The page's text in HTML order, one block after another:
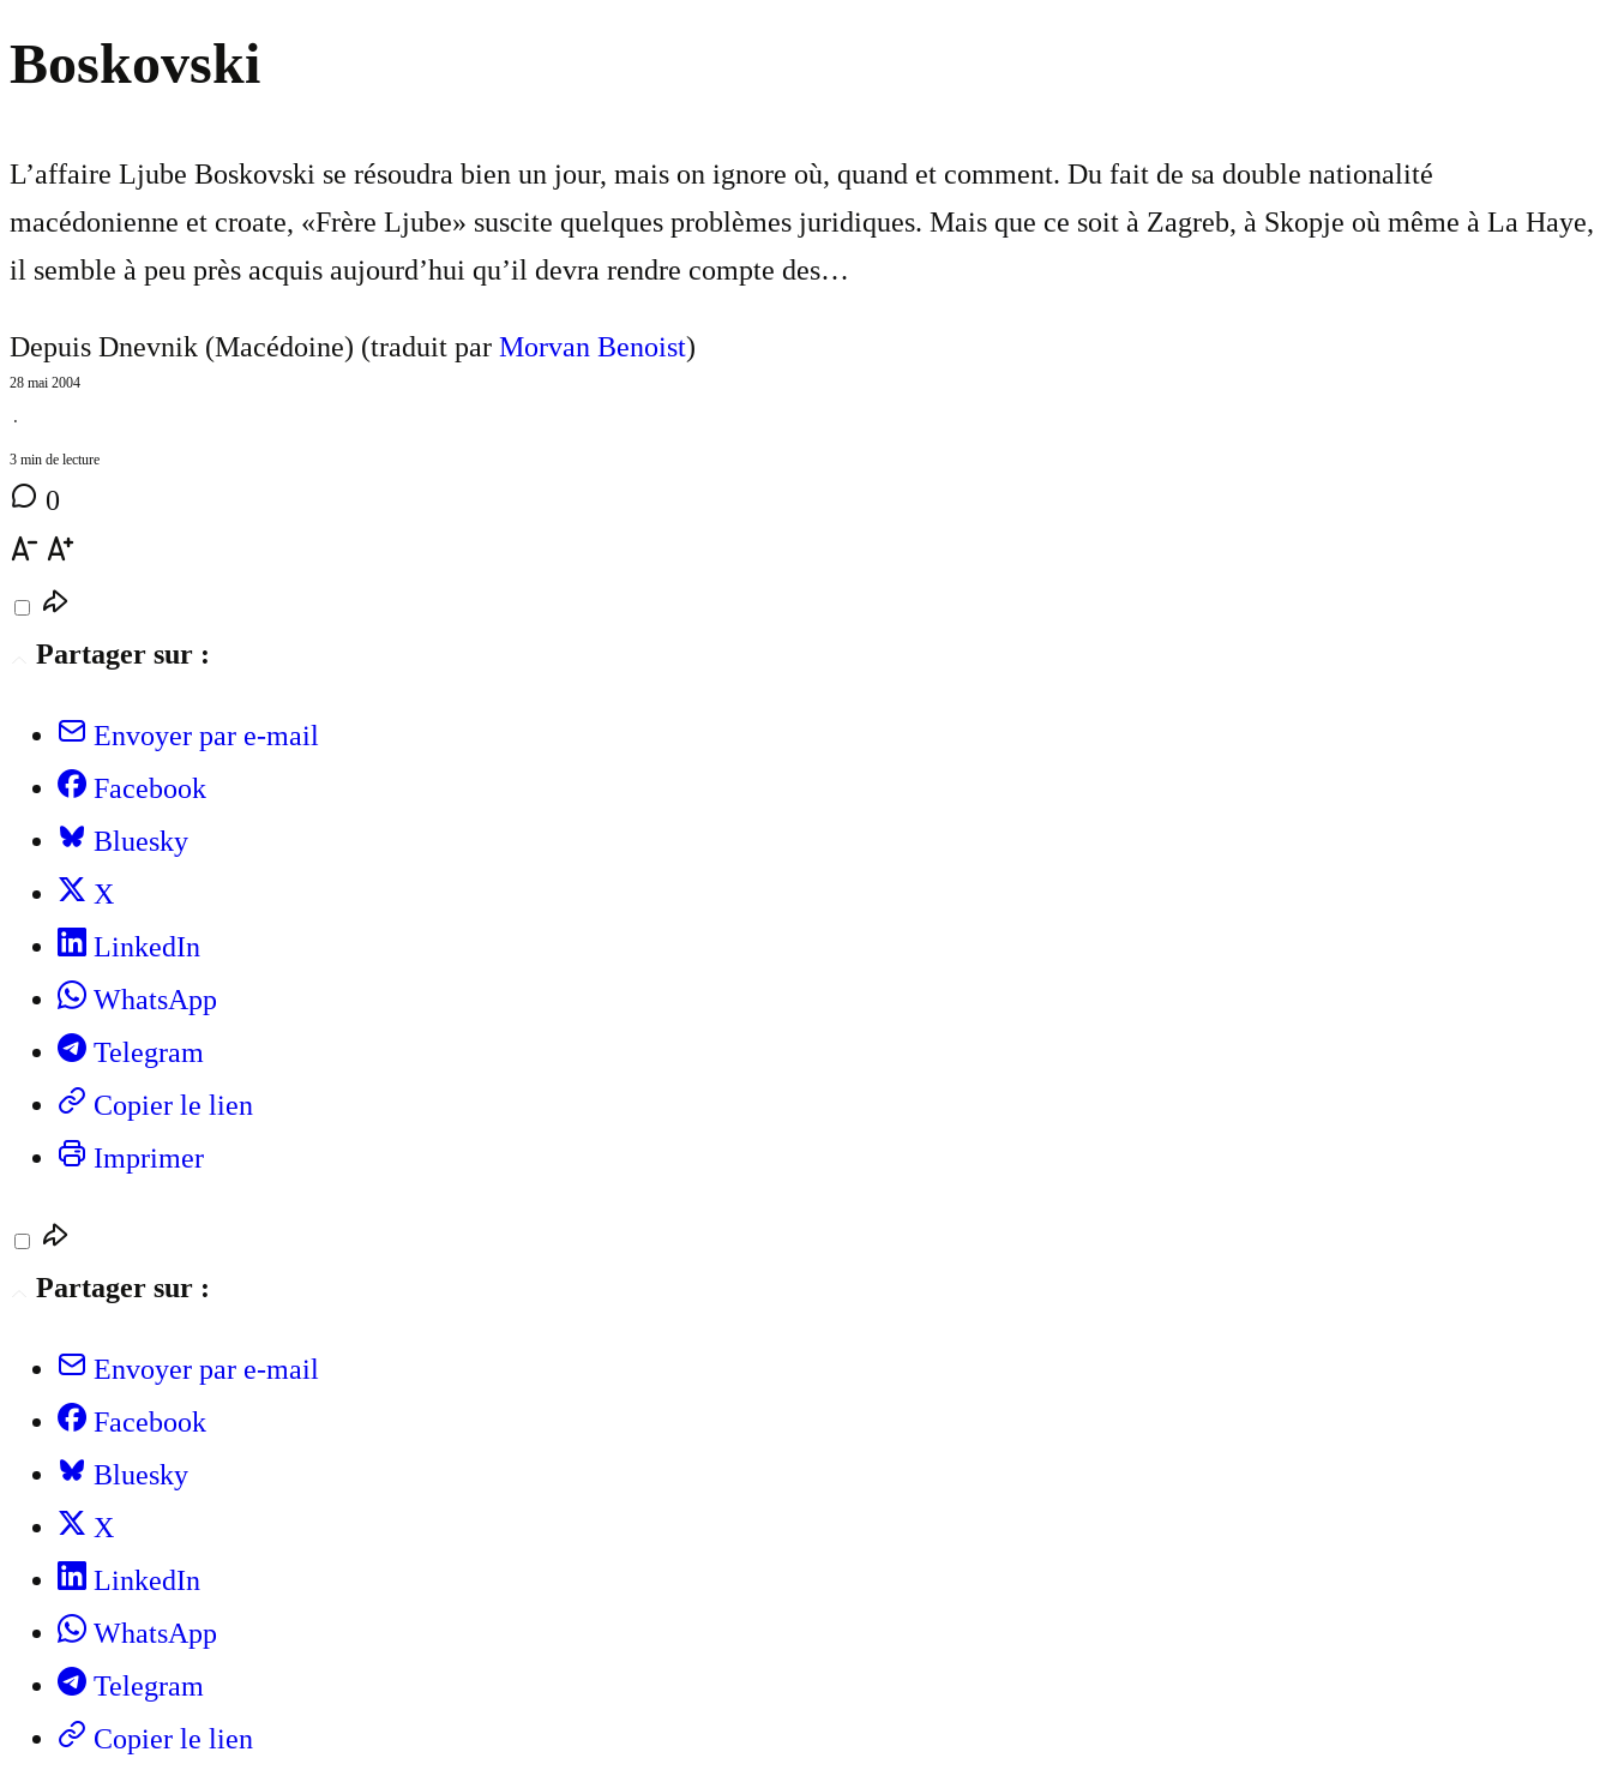
Boskovski
L’affaire Ljube Boskovski se résoudra bien un jour, mais on ignore où, quand et comment. Du fait de sa double nationalité
macédonienne et croate, «Frère Ljube» suscite quelques problèmes juridiques. Mais que ce soit à Zagreb, à Skopje où même à La Haye,
il semble à peu près acquis aujourd’hui qu’il devra rendre compte des…
Depuis Dnevnik (Macédoine) (traduit par Morvan Benoist)
28 mai 2004
⋅
3 min de lecture
0
Partager sur :
Envoyer par e-mail
Facebook
Bluesky
X
LinkedIn
WhatsApp
Telegram
Copier le lien
Imprimer
Partager sur :
Envoyer par e-mail
Facebook
Bluesky
X
LinkedIn
WhatsApp
Telegram
Copier le lien